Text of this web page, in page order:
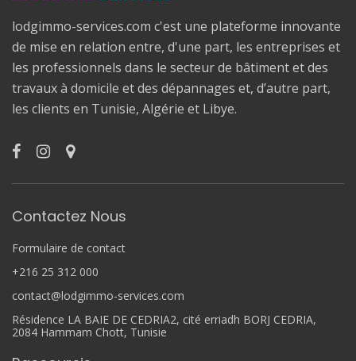
lodgimmo-services.com c'est une plateforme innovante
de mise en relation entre, d'une part, les entreprises et
les professionnels dans le secteur de bâtiment et des
travaux à domicile et des dépannages et, d’autre part,
les clients en Tunisie, Algérie et Libye.
Contactez Nous
Formulaire de contact
+216 25 312 000
contact@lodgimmo-services.com
Résidence LA BAIE DE CEDRIA2, cité erriadh BORJ CEDRIA,
2084 Hammam Chott, Tunisie